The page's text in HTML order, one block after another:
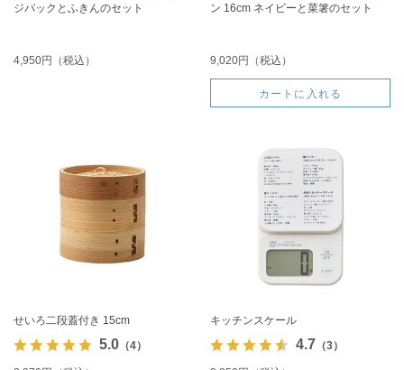
ジパックとふきんのセット
4,950円（税込）
ン 16cm ネイビーと菜箸のセット
9,020円（税込）
カートに入れる
せいろ二段蓋付き 15cm
5.0（4）
キッチンスケール
4.7 （3）